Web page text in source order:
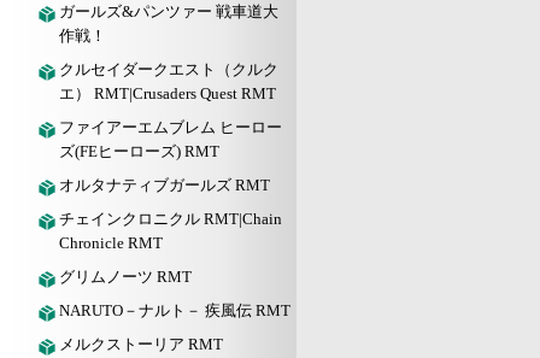
ガールズ&パンツァー 戦車道大
作戦！
クルセイダークエスト（クルク
エ） RMT|Crusaders Quest RMT
ファイアーエムブレム ヒーロー
ズ(FEヒーローズ) RMT
オルタナティブガールズ RMT
チェインクロニクル RMT|Chain
Chronicle RMT
グリムノーツ RMT
NARUTO－ナルト－ 疾風伝 RMT
メルクストーリア RMT